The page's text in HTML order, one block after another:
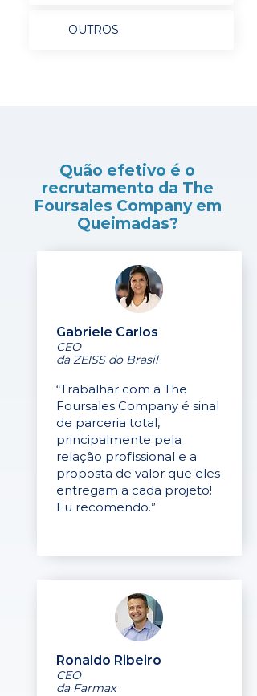
OUTROS
Quão efetivo é o
recrutamento da The
Foursales Company em
Queimadas?
Gabriele Carlos
CEO
da ZEISS do Brasil
“Trabalhar com a The
Foursales Company é sinal
de parceria total,
principalmente pela
relação profissional e a
proposta de valor que eles
entregam a cada projeto!
Eu recomendo.”
Ronaldo Ribeiro
CEO
da Farmax